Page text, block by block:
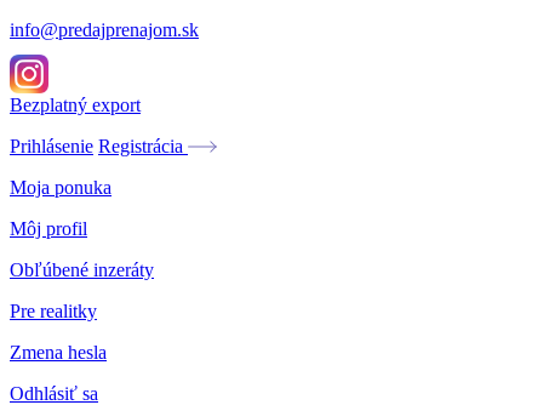
info@predajprenajom.sk
Bezplatný export
Prihlásenie Registrácia
Moja ponuka
Môj profil
Obľúbené inzeráty
Pre realitky
Zmena hesla
Odhlásiť sa